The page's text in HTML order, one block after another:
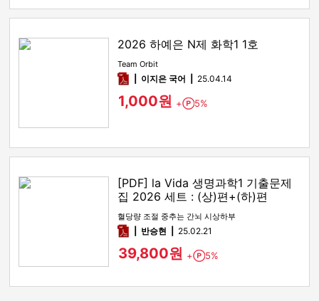
2026 하예은 N제 화학1 1호
Team Orbit
pdf이지은 국어 25.04.14
1,000원 + Point
5%
[PDF] la Vida 생명과학1 기출문제
집 2026 세트 : (상)편+(하)편
혈당량 조절 중추는 간뇌 시상하부
pdf반승현 25.02.21
39,800원 + Point
5%